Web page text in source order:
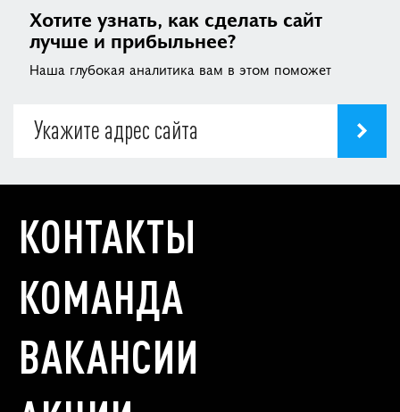
Хотите узнать, как сделать сайт
лучше и прибыльнее?
Наша глубокая аналитика вам в этом поможет
КОНТАКТЫ
КОМАНДА
ВАКАНСИИ